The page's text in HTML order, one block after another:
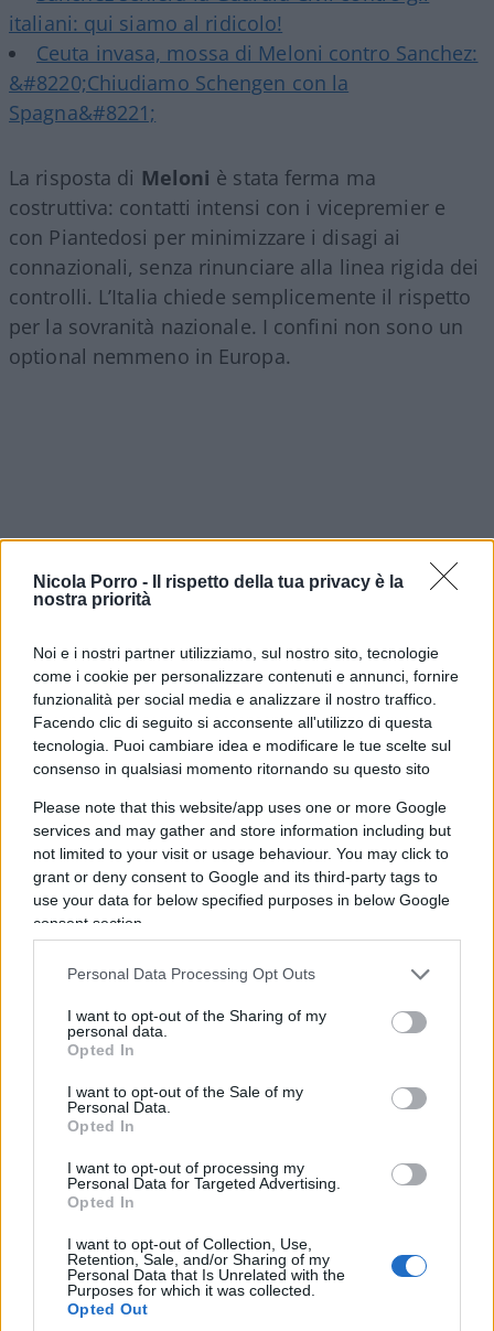
Nicola Porro -
Il rispetto della tua privacy è la
nostra priorità
Noi e i nostri partner utilizziamo, sul nostro sito, tecnologie
come i cookie per personalizzare contenuti e annunci, fornire
funzionalità per social media e analizzare il nostro traffico.
Facendo clic di seguito si acconsente all'utilizzo di questa
tecnologia. Puoi cambiare idea e modificare le tue scelte sul
consenso in qualsiasi momento ritornando su questo sito
Please note that this website/app uses one or more Google
services and may gather and store information including but
not limited to your visit or usage behaviour. You may click to
grant or deny consent to Google and its third-party tags to
use your data for below specified purposes in below Google
consent section.
Personal Data Processing Opt Outs
I want to opt-out of the Sharing of my
personal data.
Opted In
I want to opt-out of the Sale of my
Personal Data.
Opted In
I want to opt-out of processing my
Personal Data for Targeted Advertising.
Opted In
I want to opt-out of Collection, Use,
Retention, Sale, and/or Sharing of my
Personal Data that Is Unrelated with the
Purposes for which it was collected.
Opted Out
italiani: qui siamo al ridicolo!
Ceuta invasa, mossa di Meloni contro Sanchez:
&#8220;Chiudiamo Schengen con la
Spagna&#8221;
La risposta di Meloni è stata ferma ma
costruttiva: contatti intensi con i vicepremier e
con Piantedosi per minimizzare i disagi ai
connazionali, senza rinunciare alla linea rigida dei
controlli. L’Italia chiede semplicemente il rispetto
per la sovranità nazionale. I confini non sono un
optional nemmeno in Europa.
Sánchez, però, ha scelto la via delloscontroe ha
utilizzato la decisione di Meloni come un casus
lacune. L’Italia, però, è bene che continui sulla sua
strada: difendere i confini, proteggere i cittadini e
rifiutare ogni forma di pressione indebita.
Alessandro Bonelli, 9 agosto 2026